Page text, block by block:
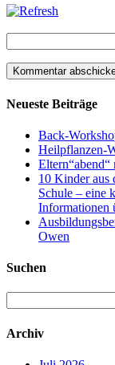
Neueste Beiträge
Back-
Heilpflanzen-
10 Kinder aus
Schule – eine
Informationen
Owen
Suchen
nach:
Archiv